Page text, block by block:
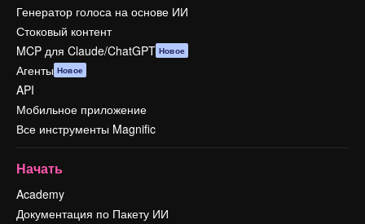
Генератор голоса на основе ИИ
Стоковый контент
MCP для Claude/ChatGPT Новое
Агенты Новое
API
Мобильное приложение
Все инструменты Magnific
Начать
Academy
Документация по Пакету ИИ